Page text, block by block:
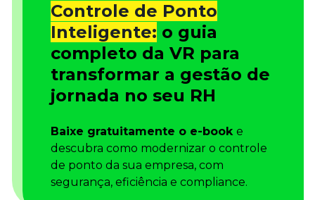
Legislação
Fique por dentro da lei
Pessoas e Cultura
Aprimore a cultura organizacional
Educação Financeira
Saiba como gerenciar o seu dinheiro
Para o Trabalhador
Tudo para facilitar a rotina
Imprensa
VR na Imprensa
Cursos
Controle de Ponto
Inteligente: o guia
completo da VR para
transformar a gestão de
jornada no seu RH
Baixe gratuitamente o e-book e
descubra como modernizar o controle
de ponto da sua empresa, com
segurança, eficiência e compliance.